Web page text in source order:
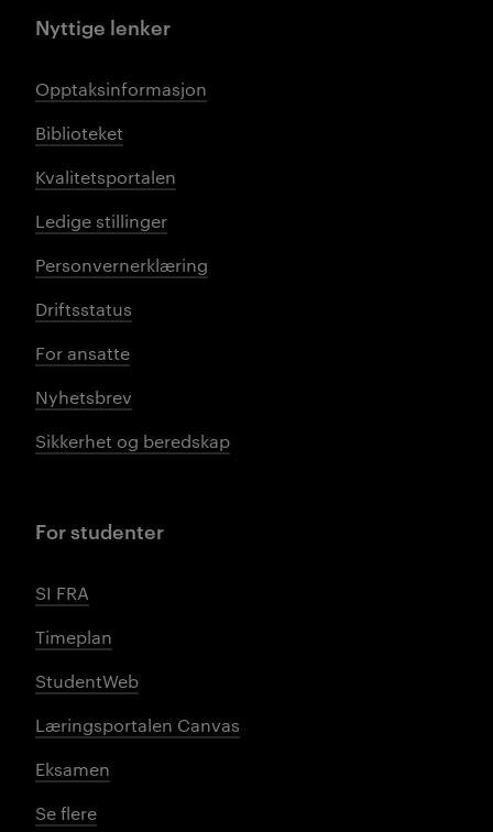
Nyttige lenker
Opptaksinformasjon
Biblioteket
Kvalitetsportalen
Ledige stillinger
Personvernerklæring
Driftsstatus
For ansatte
Nyhetsbrev
Sikkerhet og beredskap
For studenter
SI FRA
Timeplan
StudentWeb
Læringsportalen Canvas
Eksamen
Se flere